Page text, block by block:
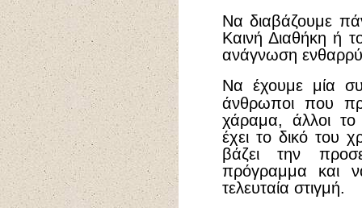
Να διαβάζουμε
Καινή Διαθήκη ή
ανάγνωση
Να έχουμε μία
άνθρωποι που
χάραμα, άλλοι
έχει το δικό του
βάζει την
πρόγραμμα και
τελευταία στιγμή.